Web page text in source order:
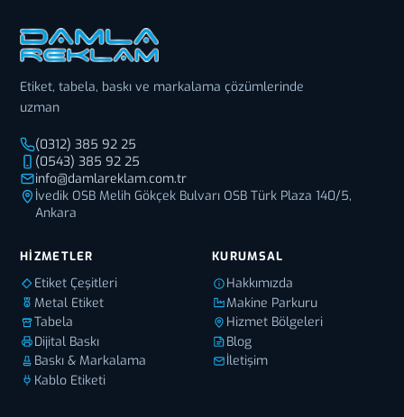
Etiket, tabela, baskı ve markalama çözümlerinde
uzman
(0312) 385 92 25
(0543) 385 92 25
info@damlareklam.com.tr
İvedik OSB Melih Gökçek Bulvarı OSB Türk Plaza 140/5,
Ankara
HIZMETLER
Etiket Çeşitleri
Metal Etiket
Tabela
Dijital Baskı
Baskı & Markalama
Kablo Etiketi
KURUMSAL
Hakkımızda
Makine Parkuru
Hizmet Bölgeleri
Blog
İletişim